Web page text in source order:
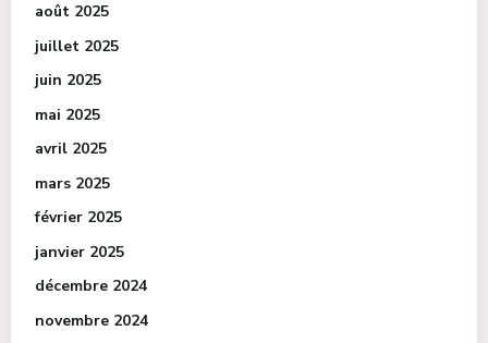
août 2025
juillet 2025
juin 2025
mai 2025
avril 2025
mars 2025
février 2025
janvier 2025
décembre 2024
novembre 2024